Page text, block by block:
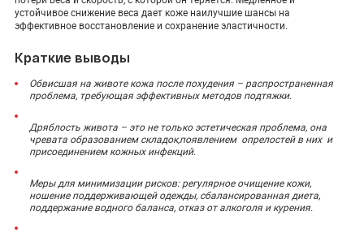
устойчивое снижение веса дает коже наилучшие шансы на
эффективное восстановление и сохранение эластичности.
Краткие выводы
Обвисшая на животе кожа после похудения – распространенная
проблема, требующая эффективных методов подтяжки.
Дряблость живота – это не только эстетическая проблема, она
чревата образованием складок,появлением опрелостей в них и
присоединением кожных инфекций.
Меры для минимизации рисков: регулярное очищение кожи,
ношение поддерживающей одежды, сбалансированная диета,
поддержание водного баланса, отказ от алкоголя и курения.